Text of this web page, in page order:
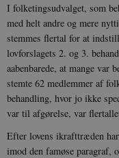
I folketingsudvalget, som
med helt andre og mere
stemmes flertal for at
lovforslagets 2. og 3.
aabenbarede, at mange var
stemte 62 medlemmer af
behandling, hvor jo ikke
var til afgørelse, var
Efter lovens ikrafttræden
imod den famøse paragraf,